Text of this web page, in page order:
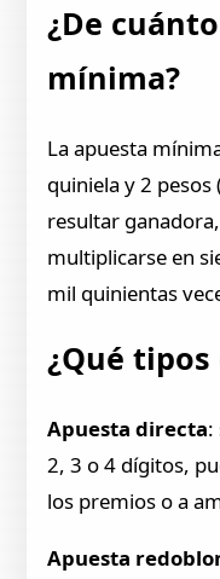
¿De
mínima?
La apuesta
quiniela y 2
resultar
multiplicarse en
mil quinientas
¿Qué
Apuesta directa:
2, 3 o 4 dígitos,
los premios o a
Apuesta